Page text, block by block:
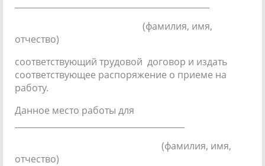
(фамилия, имя,
отчество)
соответствующий трудовой договор и издать
соответствующее распоряжение о приеме на
работу.
Данное место работы для
(фамилия, имя,
отчество)